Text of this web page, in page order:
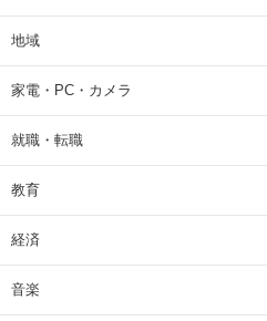
地域
家電・PC・カメラ
就職・転職
教育
経済
音楽